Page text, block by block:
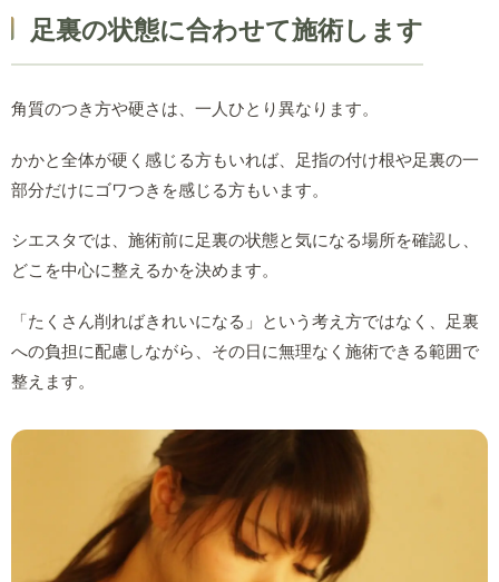
足裏の状態に合わせて施術します
角質のつき方や硬さは、一人ひとり異なります。
かかと全体が硬く感じる方もいれば、足指の付け根や足裏の一
部分だけにゴワつきを感じる方もいます。
シエスタでは、施術前に足裏の状態と気になる場所を確認し、
どこを中心に整えるかを決めます。
「たくさん削ればきれいになる」という考え方ではなく、足裏
への負担に配慮しながら、その日に無理なく施術できる範囲で
整えます。